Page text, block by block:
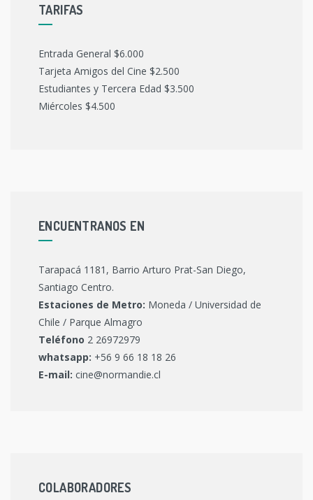
TARIFAS
Entrada General $6.000
Tarjeta Amigos del Cine $2.500
Estudiantes y Tercera Edad $3.500
Miércoles $4.500
ENCUENTRANOS EN
Tarapacá 1181, Barrio Arturo Prat-San Diego,
Santiago Centro.
Estaciones de Metro: Moneda / Universidad de
Chile / Parque Almagro
Teléfono 2 26972979
whatsapp: +56 9 66 18 18 26
E-mail: cine@normandie.cl
COLABORADORES